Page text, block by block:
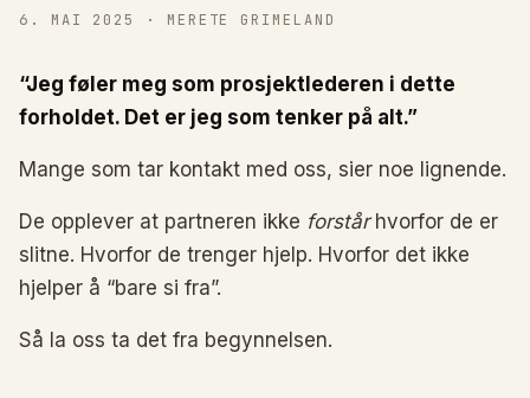
6. MAI 2025 · MERETE GRIMELAND
“Jeg føler meg som prosjektlederen i dette
forholdet. Det er jeg som tenker på alt.”
Mange som tar kontakt med oss, sier noe lignende.
De opplever at partneren ikke forstårhvorfor de er
slitne. Hvorfor de trenger hjelp. Hvorfor det ikke
hjelper å “bare si fra”.
Så la oss ta det fra begynnelsen.